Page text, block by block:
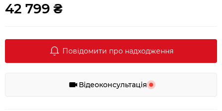
42 799 ₴
Повідомити про надходження
Відеоконсультація